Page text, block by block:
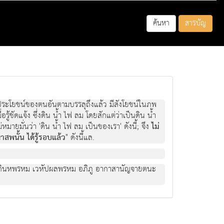
ค้นหา สารบัญ
โยชน์ของตนอันตามบรรลุถึงแล้ว มีสังโยชน์ในภพ
ชัดแจ้ง ซึ่งดิน น้ำ ไฟ ลม โดยสักแต่ว่าเป็นดิน น้ำ
ายมั่นว่า 'ดิน น้ำ ไฟ ลม เป็นของเรา' ดังนี้; จึงไม่
พนั้น ได้รู้รอบแล้ว" ดังนี้แล.
หพรหม เวหัปผลพรหม อภิภู อากาสานัญจายตนะ